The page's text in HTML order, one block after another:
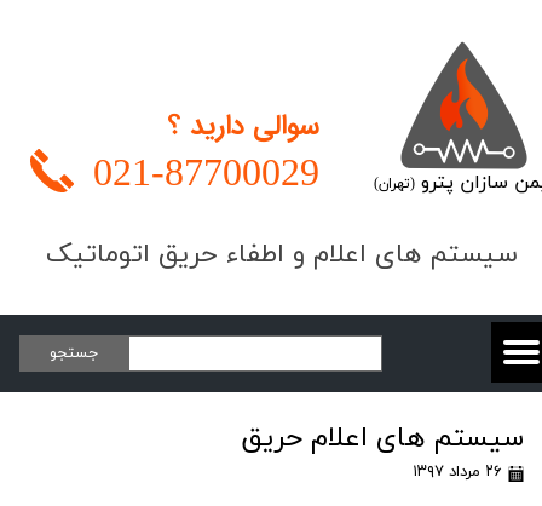
​​​سیستم های اعلام و اطفاء حریق اتوماتیک
سازان پترو(تهران)
سوالی دارید ؟
021-87700029
جستجو
سیستم های اعلام حریق
۲۶ مرداد ۱۳۹۷